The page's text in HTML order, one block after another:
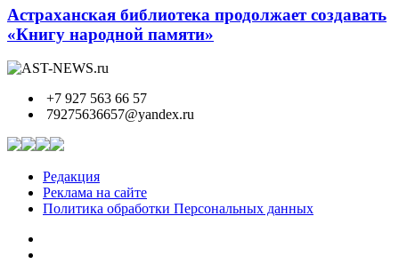
Астраханская библиотека продолжает создавать
«Книгу народной памяти»
+7 927 563 66 57
79275636657@yandex.ru
Редакция
Реклама на сайте
Политика обработки Персональных данных